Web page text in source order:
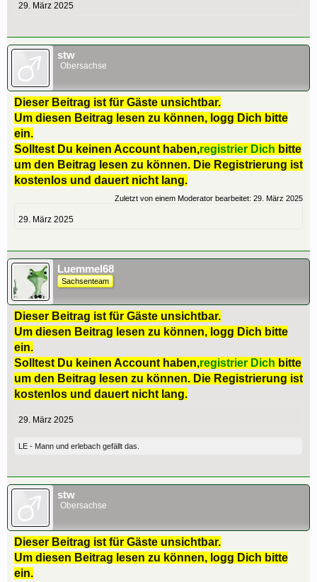
29. März 2025
stw
Obersachse
Dieser Beitrag ist für Gäste unsichtbar.
Um diesen Beitrag lesen zu können, logg Dich bitte
ein.
Solltest Du keinen Account haben,registrier Dich bitte
um den Beitrag lesen zu können. Die Registrierung ist
kostenlos und dauert nicht lang.
Zuletzt von einem Moderator bearbeitet: 29. März 2025
29. März 2025
Luemmel68
Sachsenteam
Dieser Beitrag ist für Gäste unsichtbar.
Um diesen Beitrag lesen zu können, logg Dich bitte
ein.
Solltest Du keinen Account haben,registrier Dich bitte
um den Beitrag lesen zu können. Die Registrierung ist
kostenlos und dauert nicht lang.
29. März 2025
LE - Mann und erlebach gefällt das.
stw
Obersachse
Dieser Beitrag ist für Gäste unsichtbar.
Um diesen Beitrag lesen zu können, logg Dich bitte
ein.